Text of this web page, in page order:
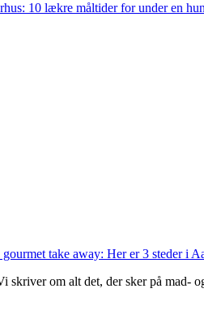
10 lækre måltider for under en
take away: Her er 3 steder i
om alt det, der sker på